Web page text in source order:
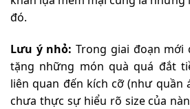
đó.
Lưu ý nhỏ: Trong giai đoạn mới
tặng những món quà quá đắt
liên quan đến kích cỡ (như quần
chưa thực sự hiểu rõ size của